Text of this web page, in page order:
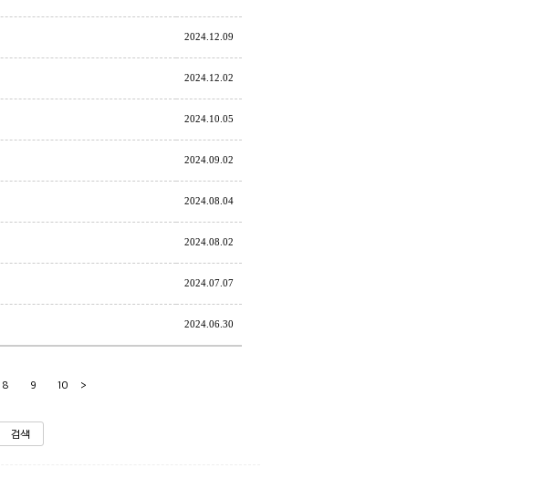
2024.12.09
2024.12.02
2024.10.05
2024.09.02
2024.08.04
2024.08.02
2024.07.07
2024.06.30
8 9 10 >
검색